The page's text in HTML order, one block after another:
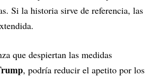
Si la historia sirve de referencia, las
que despiertan las medidas
, podría reducir el apetito por los